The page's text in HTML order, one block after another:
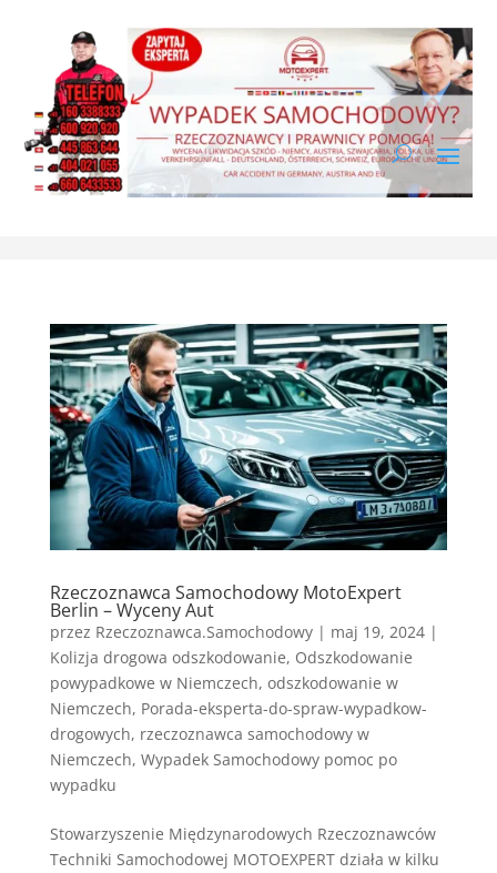
Rzeczoznawca Samochodowy MotoExpert
Berlin – Wyceny Aut
przez Rzeczoznawca.Samochodowy| maj 19, 2024|
Kolizja drogowa odszkodowanie, Odszkodowanie
powypadkowe w Niemczech, odszkodowanie w
Niemczech, Porada-eksperta-do-spraw-wypadkow-
drogowych, rzeczoznawca samochodowy w
Niemczech, Wypadek Samochodowy pomoc po
wypadku
Stowarzyszenie Międzynarodowych Rzeczoznawców
Techniki Samochodowej MOTOEXPERT działa w kilku